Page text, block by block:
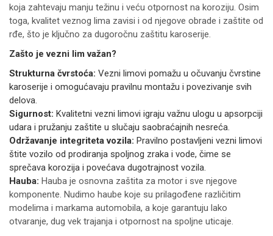
koja zahtevaju manju težinu i veću otpornost na koroziju. Osim
toga, kvalitet veznog lima zavisi i od njegove obrade i zaštite od
rđe, što je ključno za dugoročnu zaštitu karoserije.
Zašto je vezni lim važan?
Strukturna čvrstoća: Vezni limovi pomažu u očuvanju čvrstine
karoserije i omogućavaju pravilnu montažu i povezivanje svih
delova.
Sigurnost: Kvalitetni vezni limovi igraju važnu ulogu u apsorpciji
udara i pružanju zaštite u slučaju saobraćajnih nesreća.
Održavanje integriteta vozila: Pravilno postavljeni vezni limovi
štite vozilo od prodiranja spoljnog zraka i vode, čime se
sprečava korozija i povećava dugotrajnost vozila.
Hauba: Hauba je osnovna zaštita za motor i sve njegove
komponente. Nudimo haube koje su prilagođene različitim
modelima i markama automobila, a koje garantuju lako
otvaranje, dug vek trajanja i otpornost na spoljne uticaje.